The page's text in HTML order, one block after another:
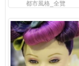
都市風格_全覽